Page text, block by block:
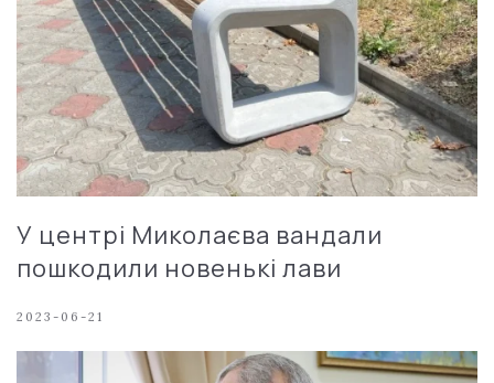
У центрі Миколаєва вандали
пошкодили новенькі лави
2023-06-21